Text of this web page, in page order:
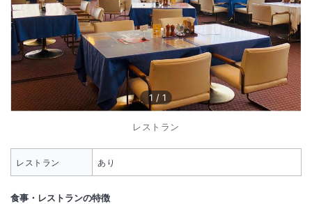
1 / 1
レストラン
レストラン あり
食事・レストランの特徴